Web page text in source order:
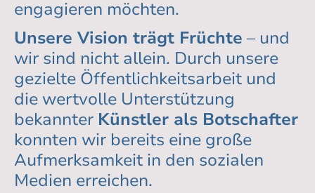
engagieren möchten.
Unsere Vision trägt Früchte – und
wir sind nicht allein. Durch unsere
gezielte Öffentlichkeitsarbeit und
die wertvolle Unterstützung
bekannter Künstler als Botschafter
konnten wir bereits eine große
Aufmerksamkeit in den sozialen
Medien erreichen.